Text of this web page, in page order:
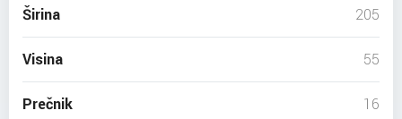
Širina 205
Visina 55
Prečnik 16